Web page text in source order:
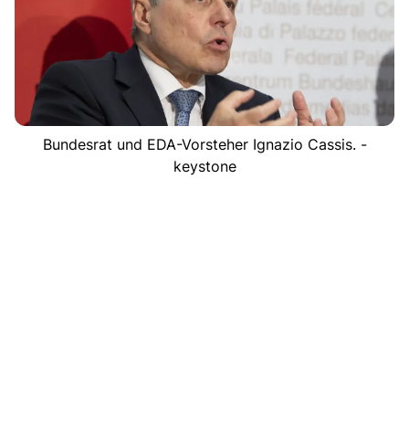
Bundesrat und EDA-Vorsteher Ignazio Cassis. -
keystone